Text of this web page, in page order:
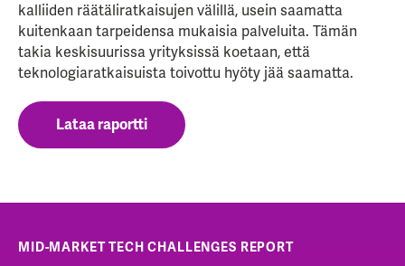
kalliiden räätäliratkaisujen välillä, usein saamatta
kuitenkaan tarpeidensa mukaisia palveluita. Tämän
takia keskisuurissa yrityksissä koetaan, että
teknologiaratkaisuista toivottu hyöty jää saamatta.
Lataa raportti
MID-MARKET TECH CHALLENGES REPORT